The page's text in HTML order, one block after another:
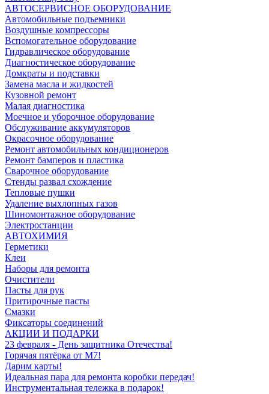
АВТОСЕРВИСНОЕ ОБОРУДОВАНИЕ
Автомобильные подъемники
Воздушные компрессоры
Вспомогательное оборудование
Гидравлическое оборудование
Диагностическое оборудование
Домкраты и подставки
Замена масла и жидкостей
Кузовной ремонт
Малая диагностика
Моечное и уборочное оборудование
Обслуживание аккумуляторов
Окрасочное оборудование
Ремонт автомобильных кондиционеров
Ремонт бамперов и пластика
Сварочное оборудование
Стенды развал схождение
Тепловые пушки
Удаление выхлопных газов
Шиномонтажное оборудование
Электростанции
АВТОХИМИЯ
Герметики
Клеи
Наборы для ремонта
Очистители
Пасты для рук
Притирочные пасты
Смазки
Фиксаторы соединений
АКЦИИ И ПОДАРКИ
23 февраля - День защитника Отечества!
Горячая пятёрка от M7!
Дарим карты!
Идеальная пара для ремонта коробки передач!
Инструментальная тележка в подарок!